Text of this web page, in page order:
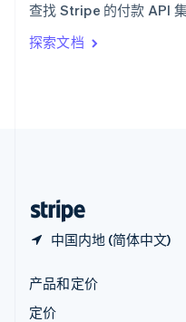
查找 Stripe 的付款 API 集
探索文档
中国内地 (简体中文)
ItalianoEnglish
印度
English
产品和定价
定价